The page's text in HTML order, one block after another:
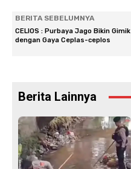
BERITA SEBELUMNYA
CELIOS : Purbaya Jago Bikin Gimik
dengan Gaya Ceplas-ceplos
Berita Lainnya